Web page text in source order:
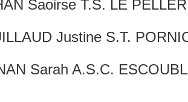
Saoirse T.S. LE
Justine S.T.
Sarah A.S.C.